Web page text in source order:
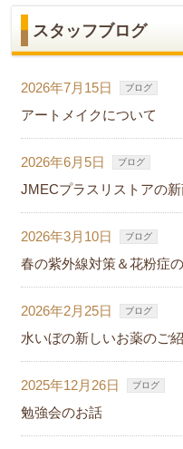
スタッフブログ
2026年7月15日 ブログ
アートメイクについて
2026年6月5日 ブログ
JMECプラスリストアの
2026年3月10日 ブログ
春の紫外線対策＆花粉症
2026年2月25日 ブログ
水いぼの新しいお薬のご
2025年12月26日 ブログ
勉強会のお話